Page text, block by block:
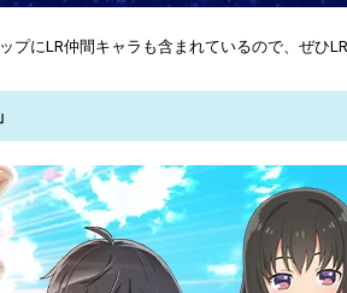
にLR仲間キャラも含まれているので、ぜひ